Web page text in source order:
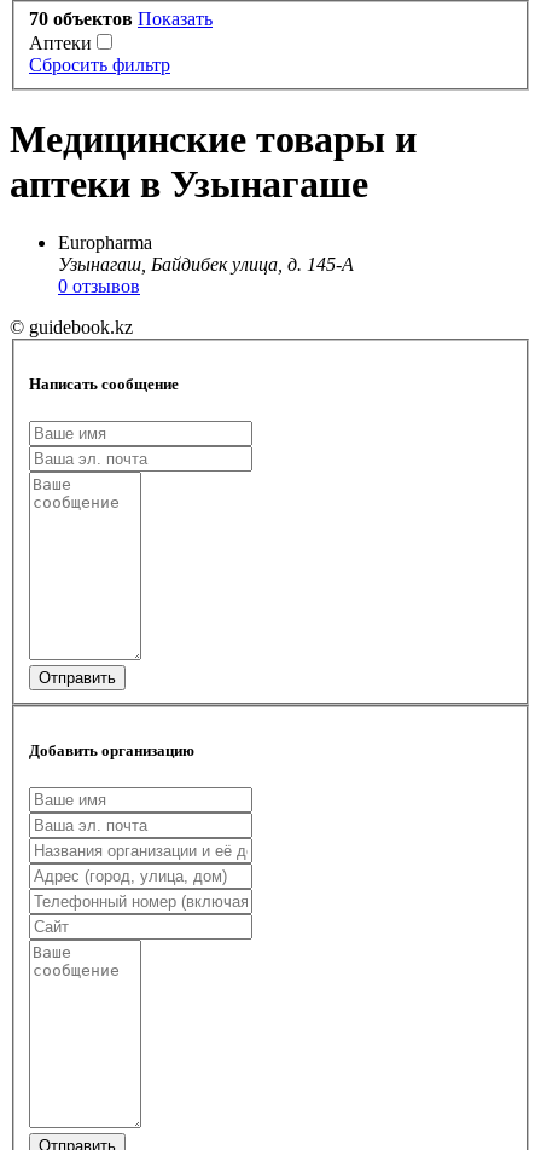
70 объектов Показать
Аптеки
Сбросить фильтр
Медицинские товары и
аптеки в Узынагаше
Europharma
Узынагаш, Байдибек улица, д. 145-А
0 отзывов
© guidebook.kz
Написать сообщение
Отправить
Добавить организацию
Отправить